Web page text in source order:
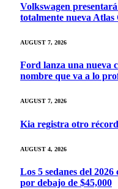
Volkswagen
totalmente nueva Atlas
AUGUST 7, 2026
Ford lanza una nueva
nombre que va a lo
AUGUST 7, 2026
Kia registra otro
AUGUST 4, 2026
Los 5 sedanes del
por debajo de $45,000